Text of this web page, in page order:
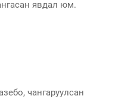
явдал юм.
чангаруулсан